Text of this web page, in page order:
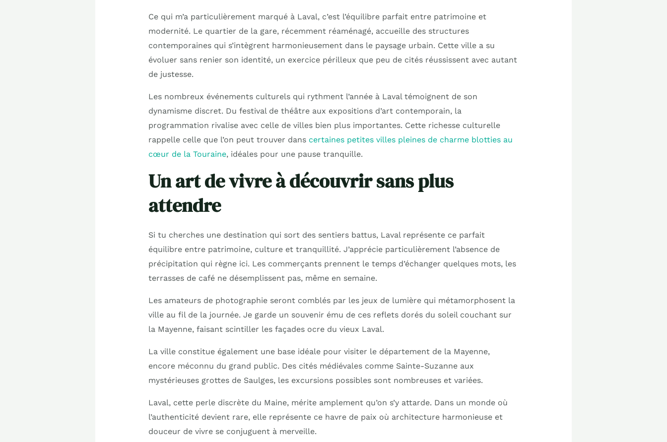
Ce qui m’a particulièrement marqué à Laval, c’est l’équilibre parfait entre patrimoine et
modernité. Le quartier de la gare, récemment réaménagé, accueille des structures
contemporaines qui s’intègrent harmonieusement dans le paysage urbain. Cette ville a su
évoluer sans renier son identité, un exercice périlleux que peu de cités réussissent avec autant
de justesse.
Les nombreux événements culturels qui rythment l’année à Laval témoignent de son
dynamisme discret. Du festival de théâtre aux expositions d’art contemporain, la
programmation rivalise avec celle de villes bien plus importantes. Cette richesse culturelle
rappelle celle que l’on peut trouver dans certaines petites villes pleines de charme blotties au
cœur de la Touraine, idéales pour une pause tranquille.
Un art de vivre à découvrir sans plus
attendre
Si tu cherches une destination qui sort des sentiers battus, Laval représente ce parfait
équilibre entre patrimoine, culture et tranquillité. J’apprécie particulièrement l’absence de
précipitation qui règne ici. Les commerçants prennent le temps d’échanger quelques mots, les
terrasses de café ne désemplissent pas, même en semaine.
Les amateurs de photographie seront comblés par les jeux de lumière qui métamorphosent la
ville au fil de la journée. Je garde un souvenir ému de ces reflets dorés du soleil couchant sur
la Mayenne, faisant scintiller les façades ocre du vieux Laval.
La ville constitue également une base idéale pour visiter le département de la Mayenne,
encore méconnu du grand public. Des cités médiévales comme Sainte-Suzanne aux
mystérieuses grottes de Saulges, les excursions possibles sont nombreuses et variées.
Laval, cette perle discrète du Maine, mérite amplement qu’on s’y attarde. Dans un monde où
l’authenticité devient rare, elle représente ce havre de paix où architecture harmonieuse et
douceur de vivre se conjuguent à merveille.